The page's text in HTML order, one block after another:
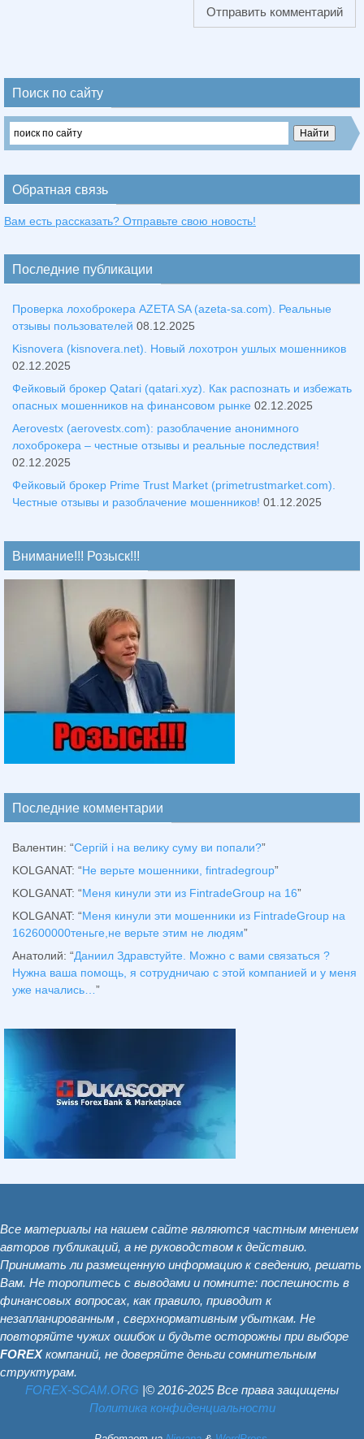
Поиск по сайту
Обратная связь
Вам есть рассказать? Отправьте свою новость!
Последние публикации
Проверка лохоброкера AZETA SA (azeta-sa.com). Реальные
отзывы пользователей 08.12.2025
Kisnovera (kisnovera.net). Новый лохотрон ушлых мошенников
02.12.2025
Фейковый брокер Qatari (qatari.xyz). Как распознать и избежать
опасных мошенников на финансовом рынке 02.12.2025
Aerovestx (aerovestx.com): разоблачение анонимного
лохоброкера – честные отзывы и реальные последствия!
02.12.2025
Фейковый брокер Prime Trust Market (primetrustmarket.com).
Честные отзывы и разоблачение мошенников! 01.12.2025
Внимание!!! Розыск!!!
Последние комментарии
Валентин: “Сергій і на велику суму ви попали?”
KOLGANAT: “Не верьте мошенники, fintradegroup”
KOLGANAT: “Меня кинули эти из FintradeGroup на 16”
KOLGANAT: “Меня кинули эти мошенники из FintradeGroup на
162600000теньге,не верьте этим не людям”
Анатолий: “Даниил Здравстуйте. Можно с вами связаться ?
Нужна ваша помощь, я сотрудничаю с этой компанией и у меня
уже начались… ”
Все материалы на нашем сайте являются частным мнением
авторов публикаций, а не руководством к действию.
Принимать ли размещенную информацию к сведению, решать
Вам. Не торопитесь с выводами и помните: поспешность в
финансовых вопросах, как правило, приводит к
незапланированным , сверхнормативным убыткам. Не
повторяйте чужих ошибок и будьте осторожны при выборе
FOREXкомпаний, не доверяйте деньги сомнительным
структурам.
FOREX-SCAM.ОRG |© 2016-2025 Все права защищены
Политика конфиденциальности